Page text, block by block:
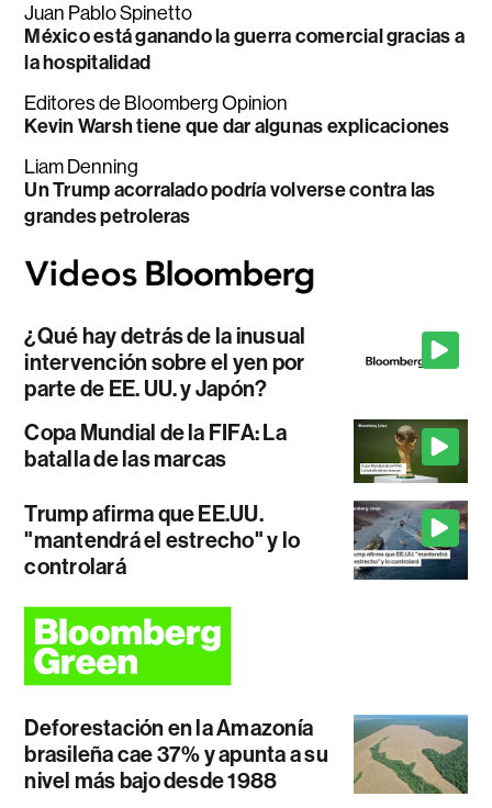
Juan Pablo Spinetto
México está ganando la guerra comercial gracias a
la hospitalidad
Editores de Bloomberg Opinion
Kevin Warsh tiene que dar algunas explicaciones
Liam Denning
Un Trump acorralado podría volverse contra las
grandes petroleras
¿Qué hay detrás de la inusual
intervención sobre el yen por
parte de EE. UU. y Japón?
Copa Mundial de la FIFA: La
batalla de las marcas
Trump afirma que EE.UU.
"mantendrá el estrecho" y lo
controlará
Deforestación en la Amazonía
brasileña cae 37% y apunta a su
nivel más bajo desde 1988